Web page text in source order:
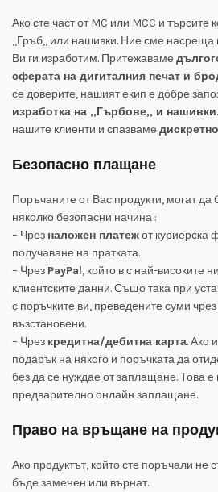
Ако сте част от MC или MCC и
,,Гръб,, или нашивки. Ние сме насреща
Ви ги изработим. Притежаваме
сферата на дигиталния печат и
се доверите, нашият екип е добре
изработка на ,,Гърбове,, и нашивки.
нашите клиенти и спазваме
Безопасно плащане
Поръчаните от Вас продукти, могат да
няколко безопасни начина :
– Чрез наложен платежот куриерска
получаване на пратката.
– Чрез PayPal, който в с най-високите
клиентските данни. Също така при
с поръчките ви, преведените суми
възстановени.
– Чрез кредитна/дебитна карта. Ако
подарък на някого и поръчката да
без да се нуждае от заплащане. Това е
предварително онлайн заплащане.
Право на връщане на
Ако продуктът, който сте поръчали не
бъде заменен или върнат.